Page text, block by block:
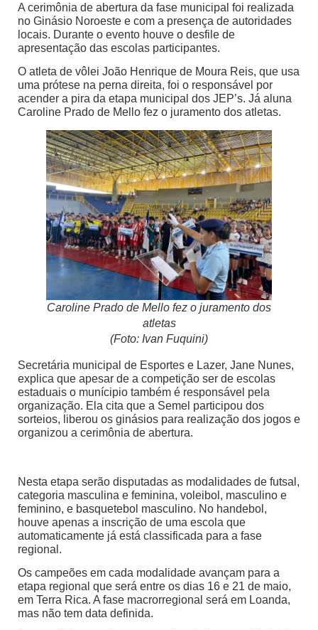
A cerimônia de abertura da fase municipal foi realizada
no Ginásio Noroeste e com a presença de autoridades
locais. Durante o evento houve o desfile de
apresentação das escolas participantes.
O atleta de vôlei João Henrique de Moura Reis, que usa
uma prótese na perna direita, foi o responsável por
acender a pira da etapa municipal dos JEP’s. Já aluna
Caroline Prado de Mello fez o juramento dos atletas.
Caroline Prado de Mello fez o juramento dos
atletas
(Foto: Ivan Fuquini)
Secretária municipal de Esportes e Lazer, Jane Nunes,
explica que apesar de a competição ser de escolas
estaduais o munícipio também é responsável pela
organização. Ela cita que a Semel participou dos
sorteios, liberou os ginásios para realização dos jogos e
organizou a cerimônia de abertura.
Nesta etapa serão disputadas as modalidades de futsal,
categoria masculina e feminina, voleibol, masculino e
feminino, e basquetebol masculino. No handebol,
houve apenas a inscrição de uma escola que
automaticamente já está classificada para a fase
regional.
Os campeões em cada modalidade avançam para a
etapa regional que será entre os dias 16 e 21 de maio,
em Terra Rica. A fase macrorregional será em Loanda,
mas não tem data definida.